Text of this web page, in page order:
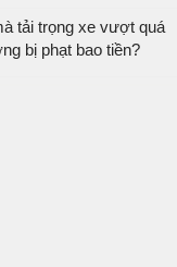
tải trọng xe vượt quá
bị phạt bao tiền?